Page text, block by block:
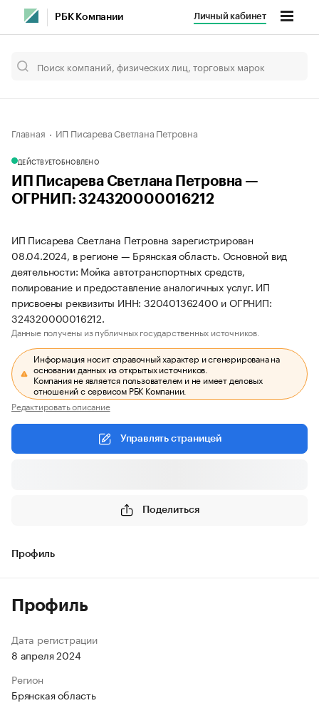
РБК Компании Личный кабинет
Главная ИП Писарева Светлана Петровна
ДЕЙСТВУЕТОБНОВЛЕНО
ИП Писарева Светлана Петровна —
ОГРНИП: 324320000016212
ИП Писарева Светлана Петровна зарегистрирован
08.04.2024, в регионе — Брянская область. Основной вид
деятельности: Мойка автотранспортных средств,
полирование и предоставление аналогичных услуг. ИП
присвоены реквизиты ИНН: 320401362400 и ОГРНИП:
324320000016212.
Данные получены из публичных государственных источников.
Информация носит справочный характер и сгенерирована на
основании данных из открытых источников.
Компания не является пользователем и не имеет деловых
отношений с сервисом РБК Компании.
Редактировать описание
Управлять страницей
Поделиться
Профиль
Профиль
Дата регистрации
8 апреля 2024
Регион
Брянская область